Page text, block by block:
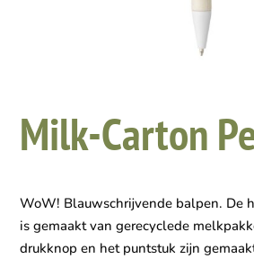
Milk-Carton
WoW! Blauwschrijvende balpen. De
is gemaakt van gerecyclede
drukknop en het puntstuk zijn